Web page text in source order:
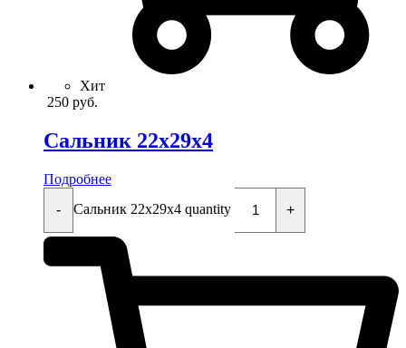
Хит
250 руб.
Сальник 22x29x4
Подробнее
-
Сальник 22x29x4 quantity +